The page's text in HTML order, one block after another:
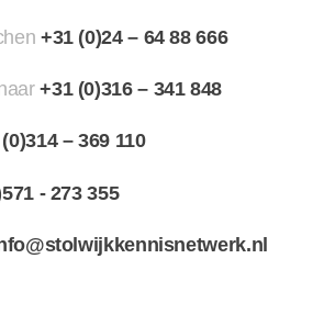
+31 (0)24 – 64 88 666
+31 (0)316 – 341 848
– 369 110
- 273 355